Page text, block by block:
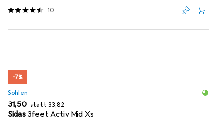
10
−7%
Sohlen
EUR
31,50 statt EUR
33,82
Sidas 3feet Activ Mid Xs